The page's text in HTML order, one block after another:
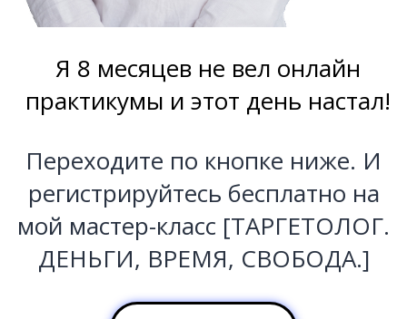
Я 8 месяцев не вел онлайн
практикумы и этот день настал!
Переходите по кнопке ниже. И
регистрируйтесь бесплатно на
мой мастер-класс [ТАРГЕТОЛОГ.
ДЕНЬГИ, ВРЕМЯ, СВОБОДА.]